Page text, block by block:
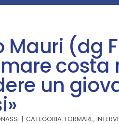
Mauri (dg
costa
un
CATEGORIA: FORMARE,